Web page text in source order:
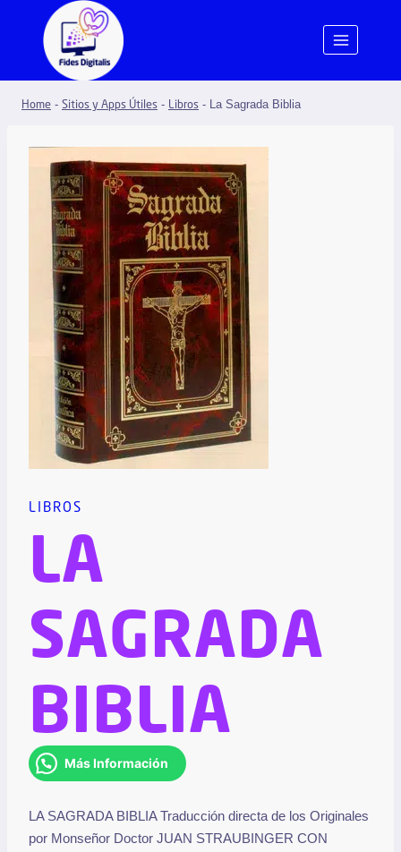
Home - Sitios y Apps Útiles - Libros - La Sagrada Biblia
LIBROS
LA
SAGRADA
BIBLIA
Más Información
LA SAGRADA BIBLIA Traducción directa de los Originales
por Monseñor Doctor JUAN STRAUBINGER CON